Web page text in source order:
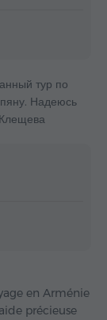
тур по
Надеюсь
en Arménie
précieuse